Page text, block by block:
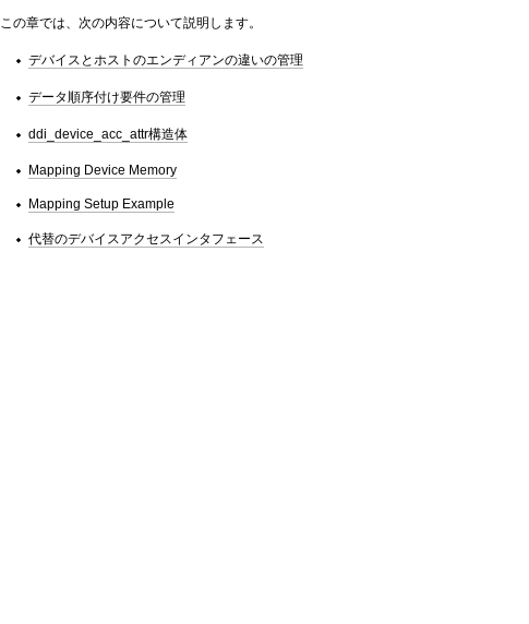
この章では、次の内容について説明します。
デバイスとホストのエンディアンの違いの管理
データ順序付け要件の管理
ddi_device_acc_attr構造体
Mapping Device Memory
Mapping Setup Example
代替のデバイスアクセスインタフェース